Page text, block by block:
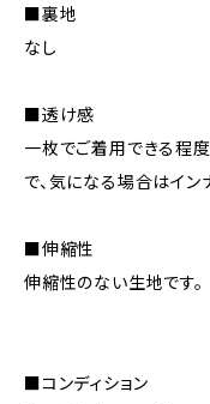
■裏地
なし
■透け感
一枚でご着用できる程
で、気になる場合はイン
■伸縮性
伸縮性のない生地です。
■コンディション